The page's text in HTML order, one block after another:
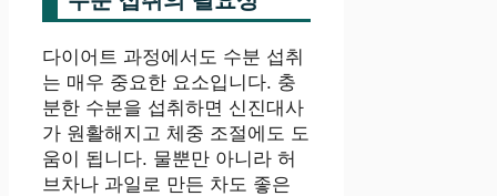
다이어트 과정에서도 수분 섭취
는 매우 중요한 요소입니다. 충
분한 수분을 섭취하면 신진대사
가 원활해지고 체중 조절에도 도
움이 됩니다. 물뿐만 아니라 허
브차나 과일로 만든 차도 좋은